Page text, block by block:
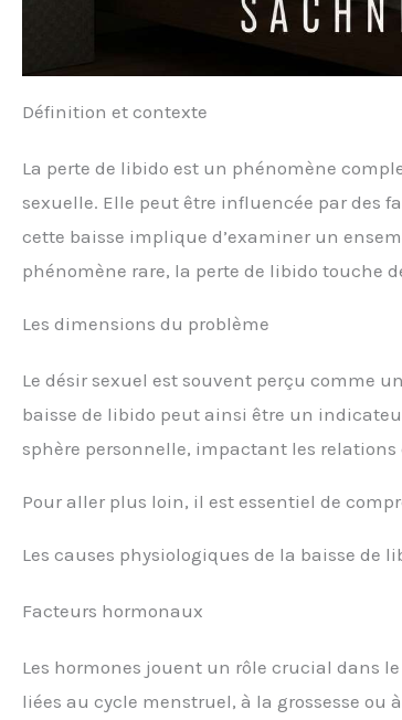
Définition et contexte
La perte de libido est un phénomène
sexuelle. Elle peut être influencée par des
cette baisse implique d’examiner un
phénomène rare, la perte de libido touche
Les dimensions du problème
Le désir sexuel est souvent perçu comme
baisse de libido peut ainsi être un
sphère personnelle, impactant les
Pour aller plus loin, il est essentiel de
Les causes physiologiques de la baisse de
Facteurs hormonaux
Les hormones jouent un rôle crucial dans
liées au cycle menstruel, à la grossesse